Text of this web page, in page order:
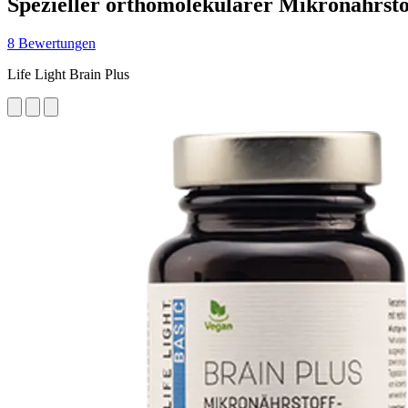
8 Bewertungen
Life Light Brain Plus